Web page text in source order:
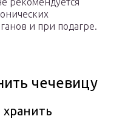
и при подагре.
чечевицу